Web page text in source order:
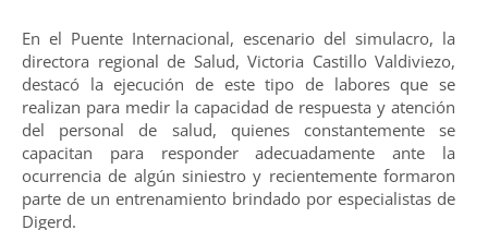
En el Puente Internacional, escenario del simulacro, la
directora regional de Salud, Victoria Castillo Valdiviezo,
destacó la ejecución de este tipo de labores que se
realizan para medir la capacidad de respuesta y atención
del personal de salud, quienes constantemente se
capacitan para responder adecuadamente ante la
ocurrencia de algún siniestro y recientemente formaron
parte de un entrenamiento brindado por especialistas de
Digerd.